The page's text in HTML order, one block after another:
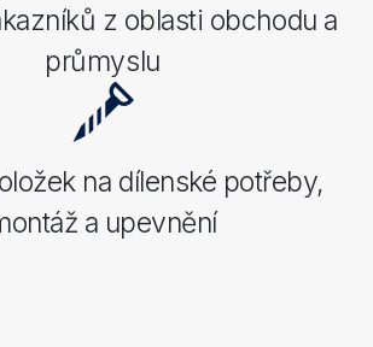
z oblasti obchodu a
průmyslu
na dílenské potřeby,
a upevnění